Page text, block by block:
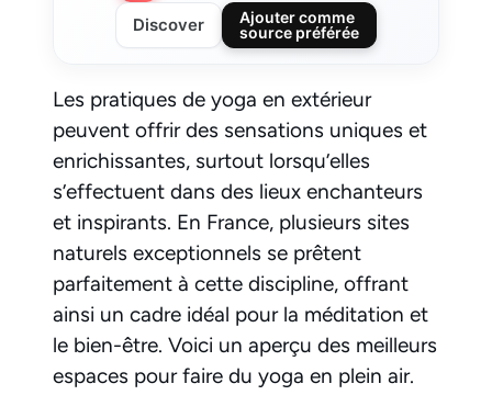
Discover
Ajouter comme
source préférée
Les pratiques de yoga en extérieur
peuvent offrir des sensations uniques et
enrichissantes, surtout lorsqu’elles
s’effectuent dans des lieux enchanteurs
et inspirants. En France, plusieurs sites
naturels exceptionnels se prêtent
parfaitement à cette discipline, offrant
ainsi un cadre idéal pour la méditation et
le bien-être. Voici un aperçu des meilleurs
espaces pour faire du yoga en plein air.